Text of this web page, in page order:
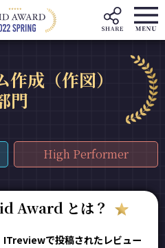
成（作図）
門
High Performer
Award とは？
で投稿されたレビュー